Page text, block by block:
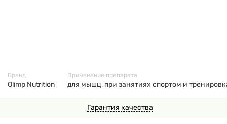
Гарантия качества
Бренд
Olimp Nutrition
Применение препарата
для мышц, при занятиях спортом и